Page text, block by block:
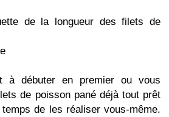
de la longueur des filets de
à débuter en premier ou vous
de poisson pané déjà tout prêt
de les réaliser vous-même.